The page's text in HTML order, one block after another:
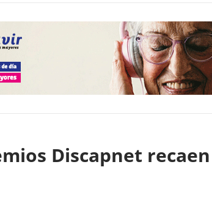
Discapnet